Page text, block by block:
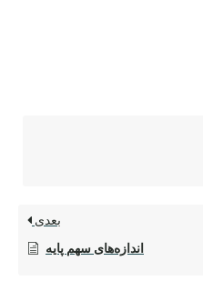
بعدی
اندازه‌های سهم پایه